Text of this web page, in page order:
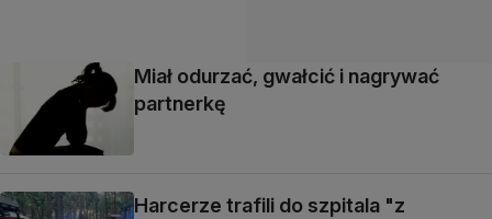
Miał odurzać, gwałcić i nagrywać
partnerkę
Harcerze trafili do szpitala "z